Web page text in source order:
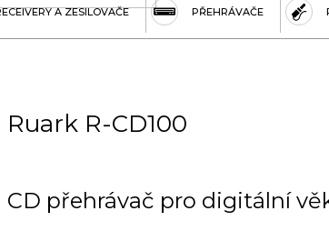
A ZESILOVAČE PŘEHRÁVAČE
Ruark R-CD100
CD přehrávač pro digitální